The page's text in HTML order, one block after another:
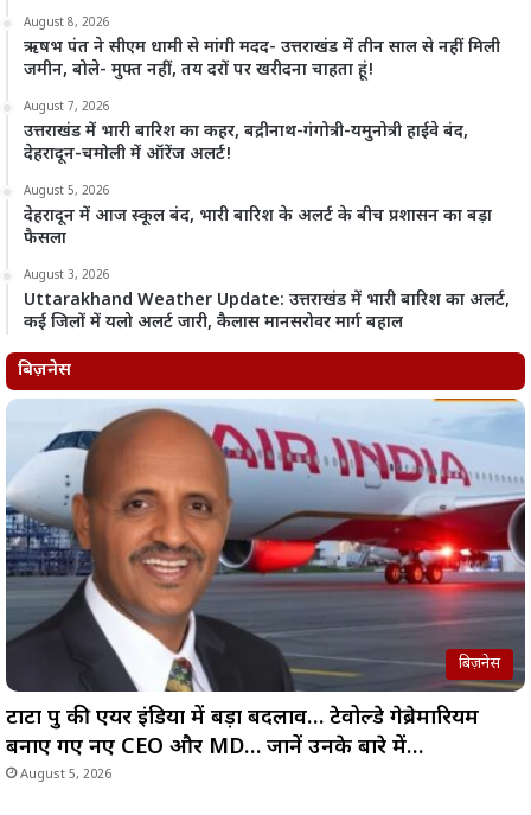
August 8, 2026
ऋषभ पंत ने सीएम धामी से मांगी मदद- उत्तराखंड में तीन साल से नहीं मिली
जमीन, बोले- मुफ्त नहीं, तय दरों पर खरीदना चाहता हूं!
August 7, 2026
उत्तराखंड में भारी बारिश का कहर, बद्रीनाथ-गंगोत्री-यमुनोत्री हाईवे बंद,
देहरादून-चमोली में ऑरेंज अलर्ट!
August 5, 2026
देहरादून में आज स्कूल बंद, भारी बारिश के अलर्ट के बीच प्रशासन का बड़ा
फैसला
August 3, 2026
Uttarakhand Weather Update: उत्तराखंड में भारी बारिश का अलर्ट,
कई जिलों में यलो अलर्ट जारी, कैलास मानसरोवर मार्ग बहाल
बिज़नेस
बिज़नेस
टाटा ग्रुप की एयर इंडिया में बड़ा बदलाव… टेवोल्डे गेब्रेमारियम
बनाए गए नए CEO और MD… जानें उनके बारे में…
August 5, 2026